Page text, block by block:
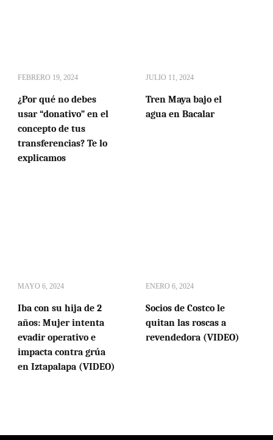
FEBRERO 19, 2024
¿Por qué no debes
usar “donativo” en el
concepto de tus
transferencias? Te lo
explicamos
JULIO 11, 2024
Tren Maya bajo el
agua en Bacalar
MAYO 6, 2024
Iba con su hija de 2
años: Mujer intenta
evadir operativo e
impacta contra grúa
en Iztapalapa (VIDEO)
ENERO 6, 2024
Socios de Costco le
quitan las roscas a
revendedora (VIDEO)